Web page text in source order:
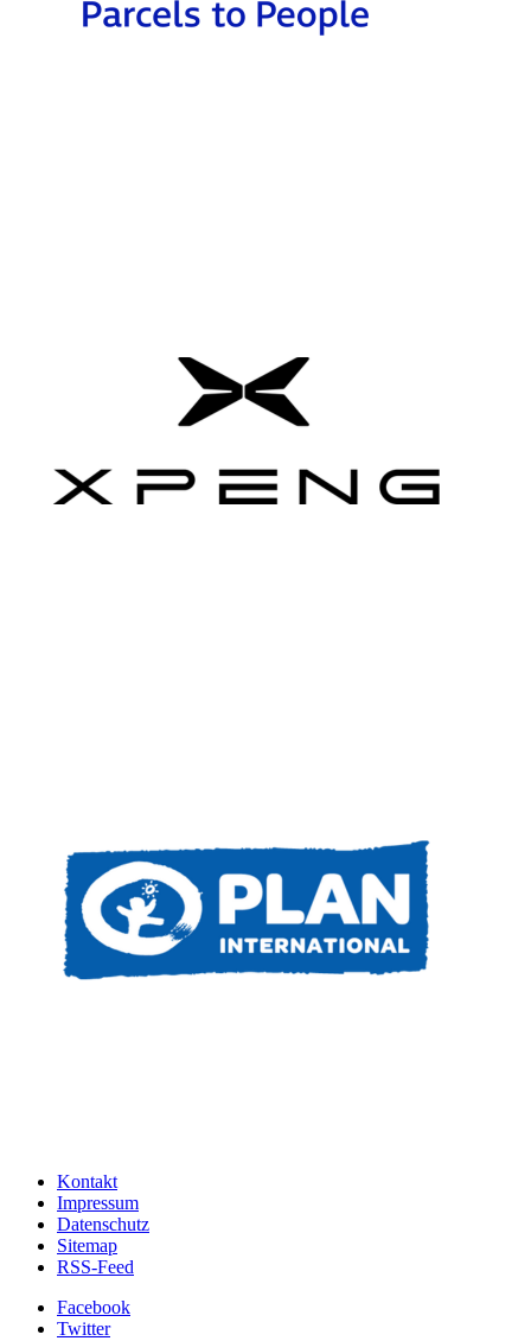
Kontakt
Impressum
Datenschutz
Sitemap
RSS-Feed
Facebook
Twitter